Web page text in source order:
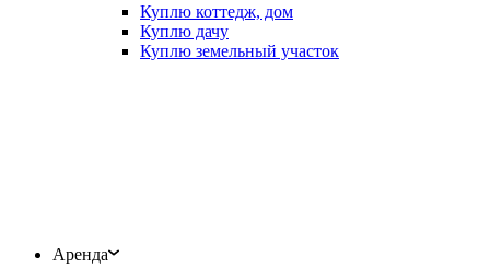
Куплю коттедж, дом
Куплю дачу
Куплю земельный участок
Аренда